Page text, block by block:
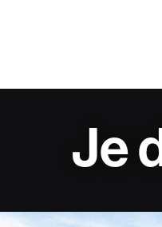
Je